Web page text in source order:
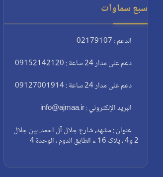
سبع سماوات
الدعم : 02179107
دعم على مدار 24 ساعة : 09152142120
دعم على مدار 24 ساعة : 09127001914
البريد الإلكتروني : info@ajmaa.ir
عنوان : مشهد، شارع جلال آل احمد، بين جلال
2 و4 ، پلاک 16 ء الطابق الدوم ، الوحدة 4